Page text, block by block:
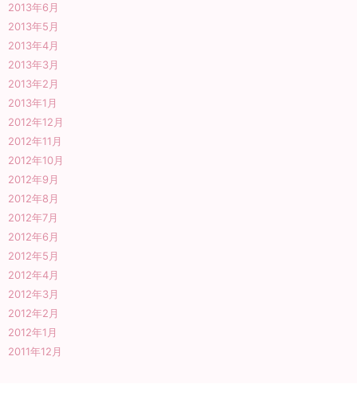
2013年6月
2013年5月
2013年4月
2013年3月
2013年2月
2013年1月
2012年12月
2012年11月
2012年10月
2012年9月
2012年8月
2012年7月
2012年6月
2012年5月
2012年4月
2012年3月
2012年2月
2012年1月
2011年12月